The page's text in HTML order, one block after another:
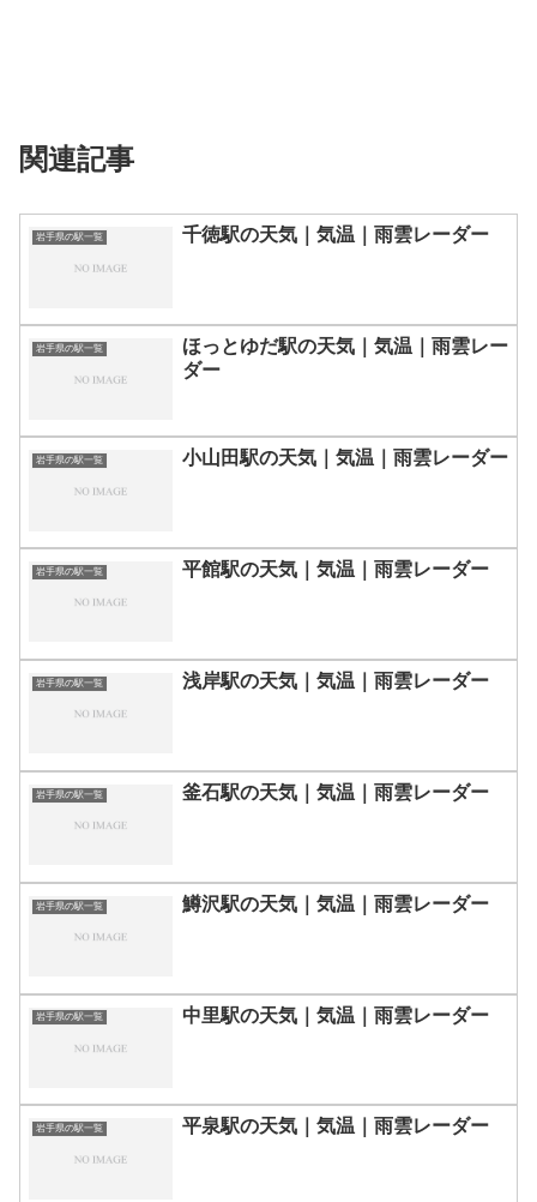
関連記事
岩手県の駅一覧 千徳駅の天気｜気温｜雨雲レーダー
岩手県の駅一覧
ほっとゆだ駅の天気｜気温｜雨雲レー
ダー
岩手県の駅一覧 小山田駅の天気｜気温｜雨雲レーダー
岩手県の駅一覧 平館駅の天気｜気温｜雨雲レーダー
岩手県の駅一覧 浅岸駅の天気｜気温｜雨雲レーダー
岩手県の駅一覧 釜石駅の天気｜気温｜雨雲レーダー
岩手県の駅一覧 鱒沢駅の天気｜気温｜雨雲レーダー
岩手県の駅一覧 中里駅の天気｜気温｜雨雲レーダー
岩手県の駅一覧 平泉駅の天気｜気温｜雨雲レーダー